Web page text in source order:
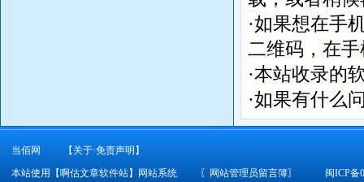
5、字
瞬间打
6、字
自动清
7、合
支持将
·如果想在手
二维码，在
·本站收录的
·如果有什么
当佰网
【关于·免责声明】
本站使用【啊估文章软件站】网站系统
〖 网站管理员留言簿〗 闽ICP备